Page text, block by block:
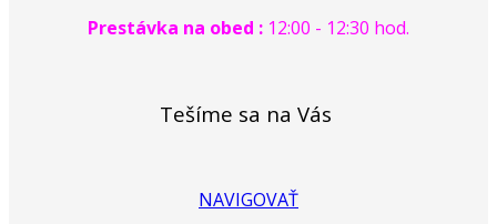
Prestávka na obed : 12:00 - 12:30 hod.
Tešíme sa na Vás
NAVIGOVAŤ